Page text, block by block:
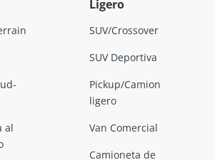
al
Ligero
SUV/Crossover
SUV Deportiva
Pickup/Camion
ligero
Van Comercial
Camioneta de